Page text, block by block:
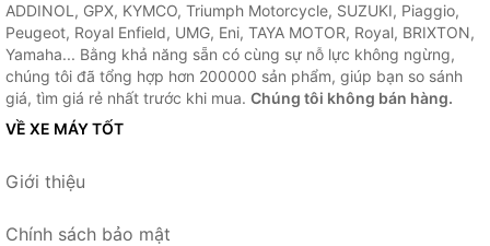
ADDINOL, GPX, KYMCO, Triumph Motorcycle, SUZUKI, Piaggio,
Peugeot, Royal Enfield, UMG, Eni, TAYA MOTOR, Royal, BRIXTON,
Yamaha... Bằng khả năng sẵn có cùng sự nỗ lực không ngừng,
chúng tôi đã tổng hợp hơn 200000 sản phẩm, giúp bạn so sánh
giá, tìm giá rẻ nhất trước khi mua. Chúng tôi không bán hàng.
VỀ XE MÁY TỐT
Giới thiệu
Chính sách bảo mật